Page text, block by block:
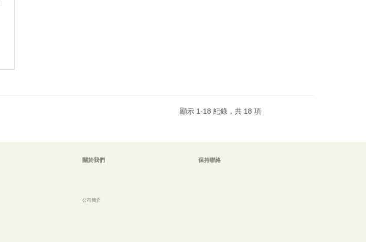
顯示 1-18 紀錄，共 18 項
關於我們
公司簡介
保持聯絡